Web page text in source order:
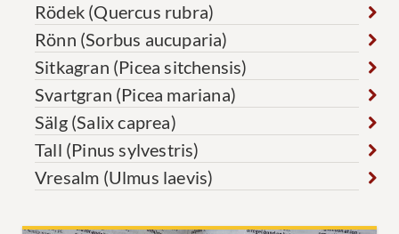
Rödek (Quercus rubra)
Rönn (Sorbus aucuparia)
Sitkagran (Picea sitchensis)
Svartgran (Picea mariana)
Sälg (Salix caprea)
Tall (Pinus sylvestris)
Vresalm (Ulmus laevis)